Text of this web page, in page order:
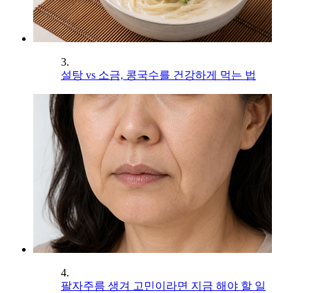
3.
설탕 vs 소금, 콩국수를 건강하게 먹는 법
4.
팔자주름 생겨 고민이라면 지금 해야 할 일